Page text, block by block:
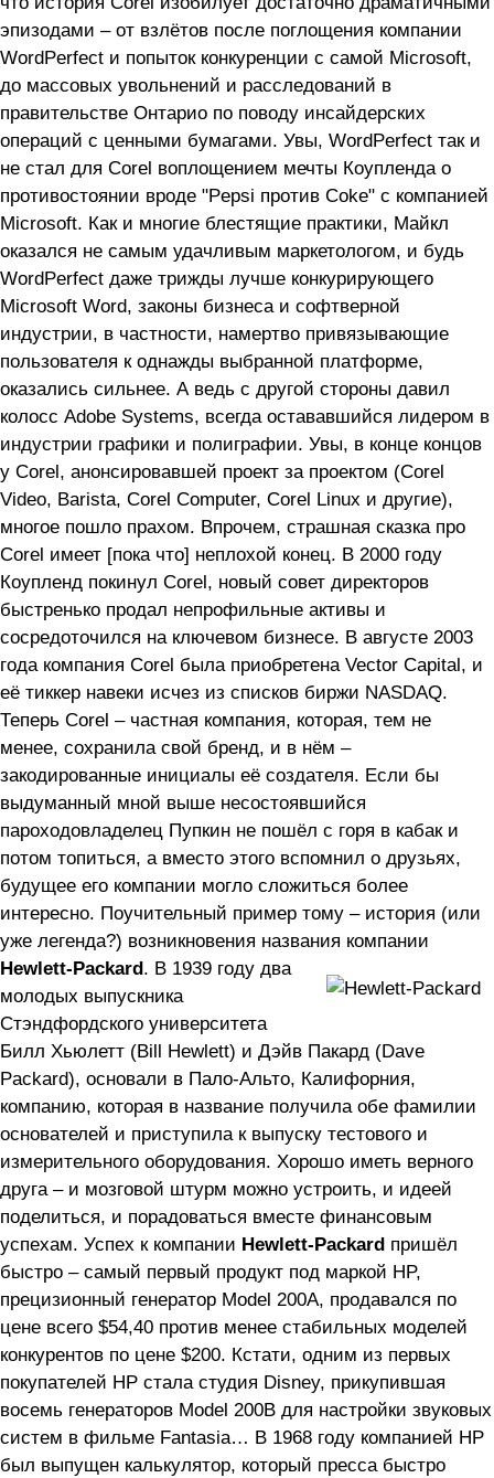
эпизодами – от взлётов после поглощения компании
WordPerfect и попыток конкуренции с самой Microsoft,
до массовых увольнений и расследований в
правительстве Онтарио по поводу инсайдерских
операций с ценными бумагами. Увы, WordPerfect так и
не стал для Corel воплощением мечты Коупленда о
противостоянии вроде "Pepsi против Coke" с компанией
Microsoft. Как и многие блестящие практики, Майкл
оказался не самым удачливым маркетологом, и будь
WordPerfect даже трижды лучше конкурирующего
Microsoft Word, законы бизнеса и софтверной
индустрии, в частности, намертво привязывающие
пользователя к однажды выбранной платформе,
оказались сильнее. А ведь с другой стороны давил
колосс Adobe Systems, всегда остававшийся лидером в
индустрии графики и полиграфии. Увы, в конце концов
у Corel, анонсировавшей проект за проектом (Corel
Video, Barista, Corel Computer, Corel Linux и другие),
многое пошло прахом. Впрочем, страшная сказка про
Corel имеет [пока что] неплохой конец. В 2000 году
Коупленд покинул Corel, новый совет директоров
быстренько продал непрофильные активы и
сосредоточился на ключевом бизнесе. В августе 2003
года компания Corel была приобретена Vector Capital, и
её тиккер навеки исчез из списков биржи NASDAQ.
Теперь Corel – частная компания, которая, тем не
менее, сохранила свой бренд, и в нём –
закодированные инициалы её создателя. Если бы
выдуманный мной выше несостоявшийся
пароходовладелец Пупкин не пошёл с горя в кабак и
потом топиться, а вместо этого вспомнил о друзьях,
будущее его компании могло сложиться более
интересно. Поучительный пример тому – история (или
уже легенда?) возникновения названия компании
Hewlett-Packard. В 1939 году два
молодых выпускника
Стэндфордского университета
Билл Хьюлетт (Bill Hewlett) и Дэйв Пакард (Dave
Packard), основали в Пало-Альто, Калифорния,
компанию, которая в название получила обе фамилии
основателей и приступила к выпуску тестового и
измерительного оборудования. Хорошо иметь верного
друга – и мозговой штурм можно устроить, и идеей
поделиться, и порадоваться вместе финансовым
успехам. Успех к компании Hewlett-Packard пришёл
быстро – самый первый продукт под маркой HP,
прецизионный генератор Model 200A, продавался по
цене всего $54,40 против менее стабильных моделей
конкурентов по цене $200. Кстати, одним из первых
покупателей HP стала студия Disney, прикупившая
восемь генераторов Model 200B для настройки звуковых
систем в фильме Fantasia… В 1968 году компанией HP
был выпущен калькулятор, который пресса быстро